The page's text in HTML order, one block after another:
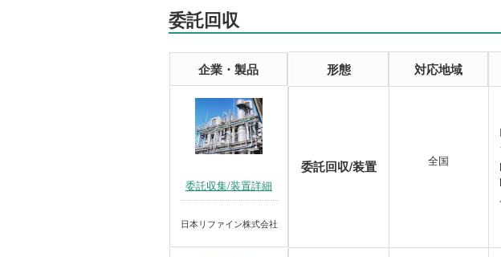
委託回収
企業・製品 形態 対応地域
委託収集/装置詳細
日本リファイン株式会社
委託回収/装置 全国